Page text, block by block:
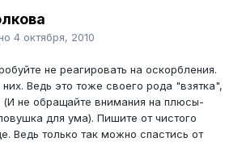
4 октября, 2010
не реагировать на оскорбления.
Ведь это тоже своего рода "взятка",
(И не обращайте внимания на плюсы-
для ума). Пишите от чистого
Ведь только так можно спастись от